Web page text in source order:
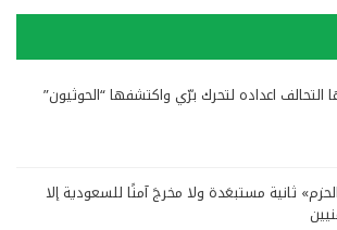
اعداده لتحرك برّي واكتشفها “الحوثيون”
ثانية مستبعَدة ولا مخرجَ آمنًا للسعودية إلا